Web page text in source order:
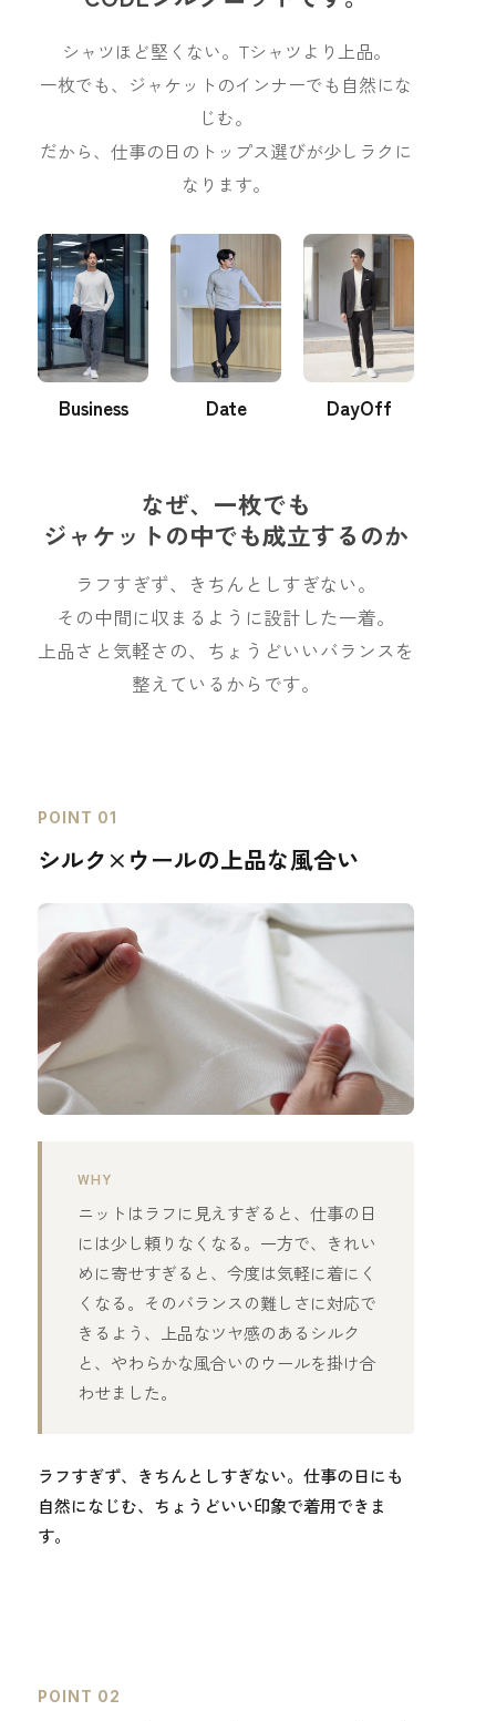
シャツほど堅くない。Tシャツより上品。
一枚でも、ジャケットのインナーでも自然にな
じむ。
だから、仕事の日のトップス選びが少しラクに
なります。
Business Date DayOff
なぜ、一枚でも
ジャケットの中でも成立するのか
ラフすぎず、きちんとしすぎない。
その中間に収まるように設計した一着。
上品さと気軽さの、ちょうどいいバランスを
整えているからです。
POINT 01
シルク×ウールの上品な風合い
WHY
ニットはラフに見えすぎると、仕事の日
には少し頼りなくなる。一方で、きれい
めに寄せすぎると、今度は気軽に着にく
くなる。そのバランスの難しさに対応で
きるよう、上品なツヤ感のあるシルク
と、やわらかな風合いのウールを掛け合
わせました。
ラフすぎず、きちんとしすぎない。仕事の日にも
自然になじむ、ちょうどいい印象で着用できま
す。
POINT 02